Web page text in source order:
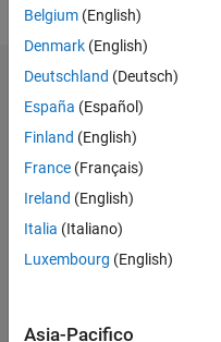
Sponsorizzazioni
Please
to
endorse
this
in a
Belgium (English)
Denmark (English)
Deutschland (Deutsch)
España (Español)
Finland (English)
France (Français)
Ireland (English)
Italia (Italiano)
Luxembourg (English)
Asia-Pacifico